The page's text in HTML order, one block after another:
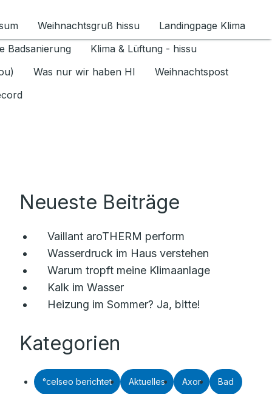
Datenschutz 1.6.2026 umschalten
Weihnachtsgruß hissu
Landingpage Klima
Badsanierung
Klima & Lüftung - hissu
Was nur wir haben HI
Weihnachtspost
Neueste Beiträge
Vaillant aroTHERM perform
Wasserdruck im Haus verstehen
Warum tropft meine Klimaanlage
Kalk im Wasser
Heizung im Sommer? Ja, bitte!
Kategorien
°celseo berichtet Aktuelles Axor Bad